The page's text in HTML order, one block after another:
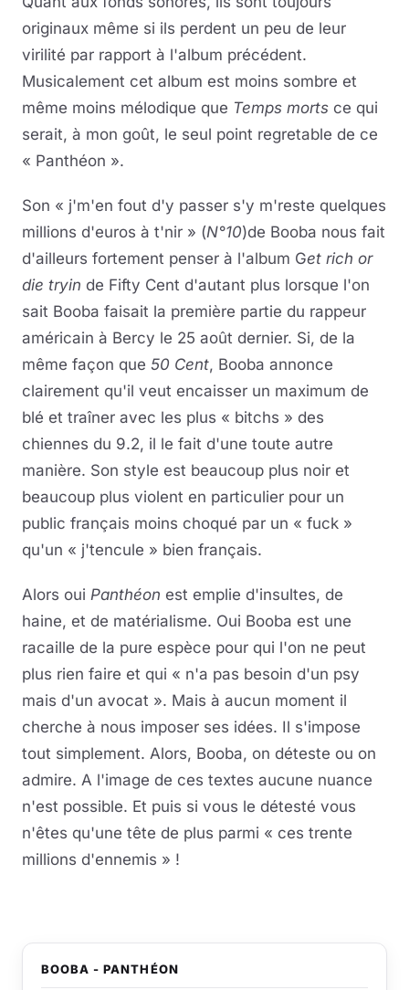
originaux même si ils perdent un peu de leur
virilité par rapport à l'album précédent.
Musicalement cet album est moins sombre et
même moins mélodique que Temps morts ce qui
serait, à mon goût, le seul point regretable de ce
« Panthéon ».
Son « j'm'en fout d'y passer s'y m'reste quelques
millions d'euros à t'nir » (N°10)de Booba nous fait
d'ailleurs fortement penser à l'album Get rich or
die tryin de Fifty Cent d'autant plus lorsque l'on
sait Booba faisait la première partie du rappeur
américain à Bercy le 25 août dernier. Si, de la
même façon que 50 Cent, Booba annonce
clairement qu'il veut encaisser un maximum de
blé et traîner avec les plus « bitchs » des
chiennes du 9.2, il le fait d'une toute autre
manière. Son style est beaucoup plus noir et
beaucoup plus violent en particulier pour un
public français moins choqué par un « fuck »
qu'un « j'tencule » bien français.
Alors oui Panthéon est emplie d'insultes, de
haine, et de matérialisme. Oui Booba est une
racaille de la pure espèce pour qui l'on ne peut
plus rien faire et qui « n'a pas besoin d'un psy
mais d'un avocat ». Mais à aucun moment il
cherche à nous imposer ses idées. Il s'impose
tout simplement. Alors, Booba, on déteste ou on
admire. A l'image de ces textes aucune nuance
n'est possible. Et puis si vous le détesté vous
n'êtes qu'une tête de plus parmi « ces trente
millions d'ennemis » !
BOOBA - PANTHÉON